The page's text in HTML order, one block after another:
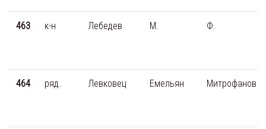
463 к-н Лебедев М. Ф.
464 ряд. Левковец Емельян Митрофанович